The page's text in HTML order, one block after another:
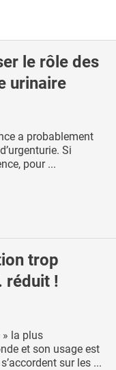
le rôle des
urinaire
a probablement
Si
pour ...
trop
réduit !
la plus
et son usage est
sur les ...